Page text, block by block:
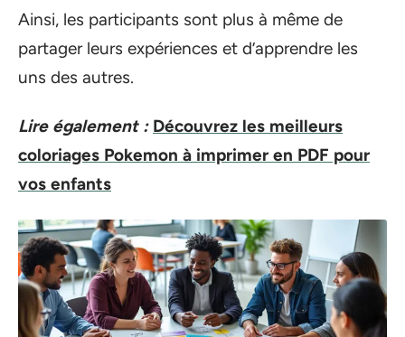
Ainsi, les participants sont plus à même de
partager leurs expériences et d’apprendre les
uns des autres.
Lire également : Découvrez les meilleurs
coloriages Pokemon à imprimer en PDF pour
vos enfants